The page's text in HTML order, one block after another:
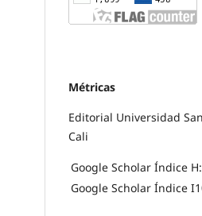
Métricas
Editorial Universidad
Cali
Google Scholar Índice H:
Google Scholar Índice